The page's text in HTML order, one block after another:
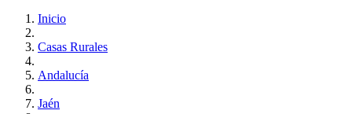
Inicio
Casas Rurales
Andalucía
Jaén